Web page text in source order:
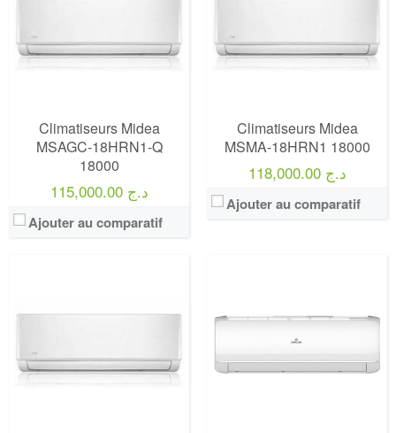
Climatiseurs Midea
MSAGC-18HRN1-Q
18000
115,000.00 د.ج
Ajouter au comparatif
Climatiseurs Midea
MSMA-18HRN1 18000
118,000.00 د.ج
Ajouter au comparatif